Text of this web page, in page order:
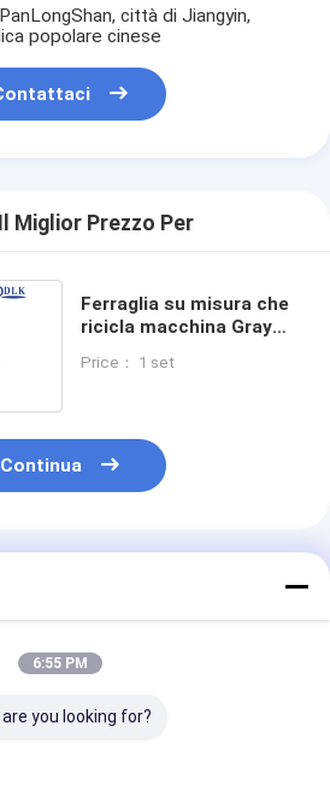
città di Jiangyin,
popolare cinese
Miglior Prezzo Per
Ferraglia su misura che
ricicla macchina Gray
Price： 1 set
Continua
6:55 PM
you looking for?